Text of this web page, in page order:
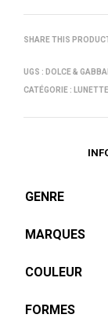
SHARE THIS
UGS : DOLCE &
CATÉGORIE :
GENRE
MARQUES
COULEUR
FORMES